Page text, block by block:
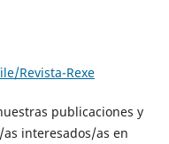
Revista-Rexe
publicaciones y
interesados/as en